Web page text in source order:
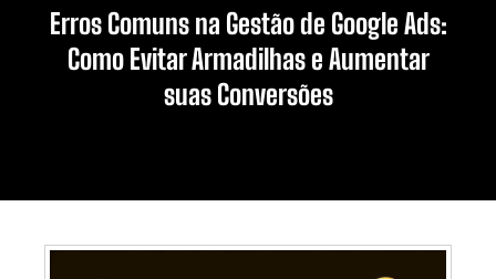
Erros Comuns na Gestão de Google Ads:
Como Evitar Armadilhas e Aumentar
suas Conversões